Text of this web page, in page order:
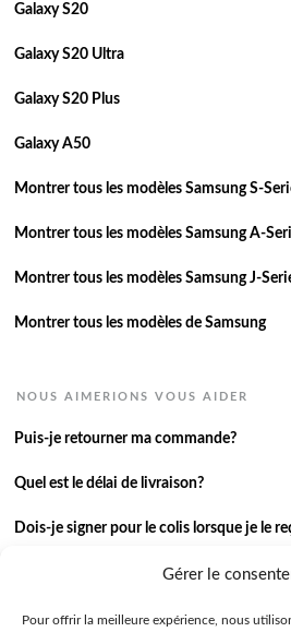
Gérer le
Pour offrir la meilleure expérience, nous
Galaxy S20
Galaxy S20 Ultra
Galaxy S20 Plus
Galaxy A50
Montrer tous les modèles Samsung S-
Montrer tous les modèles Samsung A-
Montrer tous les modèles Samsung J-
Montrer tous les modèles de Samsung
NOUS AIMERIONS VOUS AIDER
Puis-je retourner ma commande?
Quel est le délai de livraison?
Dois-je signer pour le colis lorsque je le
Je n’ai pas reçu ma commande.
J’ai une autre question.